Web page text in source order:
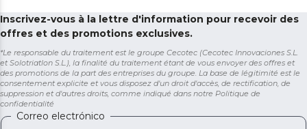
Inscrivez-vous à la lettre d'information pour recevoir des
offres et des promotions exclusives.
*Le responsable du traitement est le groupe Cecotec (Cecotec Innovaciones S.L.
et Solotriatlon S.L.), la finalité du traitement étant de vous envoyer des offres et
des promotions de la part des entreprises du groupe. La base de légitimité est le
consentement explicite et vous disposez d'un droit d'accès, de rectification, de
suppression et d'autres droits, comme indiqué dans notre Politique de
confidentialité
Correo electrónico